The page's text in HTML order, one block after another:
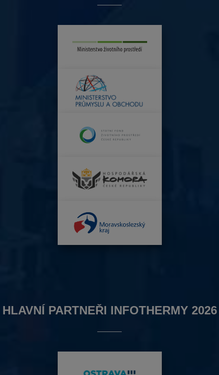
HLAVNÍ PARTNEŘI INFOTHERMY 2026